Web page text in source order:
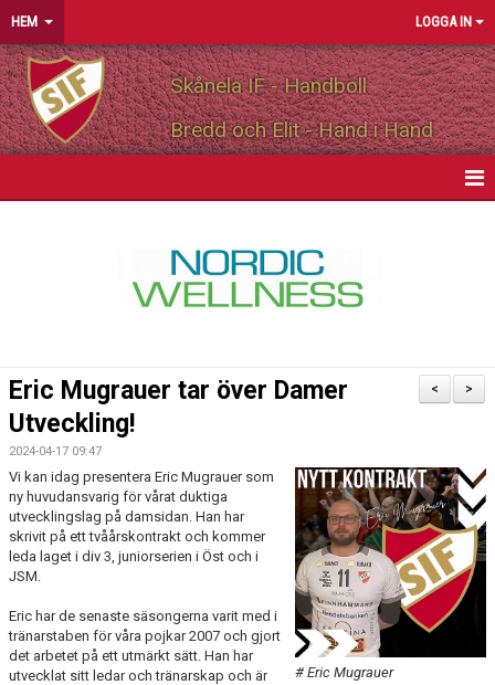
HEM LOGGA IN
Skånela IF - Handboll
Bredd och Elit - Hand i Hand
PARTNERS
KALENDER
KONTAKT LAG
DOMARE/FUNKTIONÄRER
DOKUMENT
>
<
Eric Mugrauer tar över Damer
Utveckling!
2024-04-17 09:47
# Eric Mugrauer
Vi kan idag presentera Eric Mugrauer som
ny huvudansvarig för vårat duktiga
utvecklingslag på damsidan. Han har
skrivit på ett tvåårskontrakt och kommer
leda laget i div 3, juniorserien i Öst och i
JSM.
Eric har de senaste säsongerna varit med i
tränarstaben för våra pojkar 2007 och gjort
det arbetet på ett utmärkt sätt. Han har
utvecklat sitt ledar och tränarskap och är